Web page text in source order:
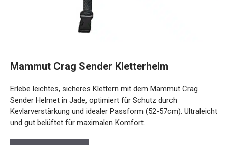
Mammut Crag Sender Kletterhelm
Erlebe leichtes, sicheres Klettern mit dem Mammut Crag
Sender Helmet in Jade, optimiert für Schutz durch
Kevlarverstärkung und idealer Passform (52-57cm). Ultraleicht
und gut belüftet für maximalen Komfort.